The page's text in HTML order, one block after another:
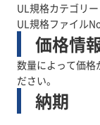
UL規格カテゴ
UL規格ファイ
価格情
数量によって価格
ださい。
納期